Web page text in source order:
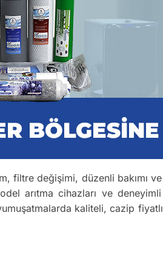
filtre değişimi, düzenli bakımı
arıtma cihazları ve
kaliteli, cazip